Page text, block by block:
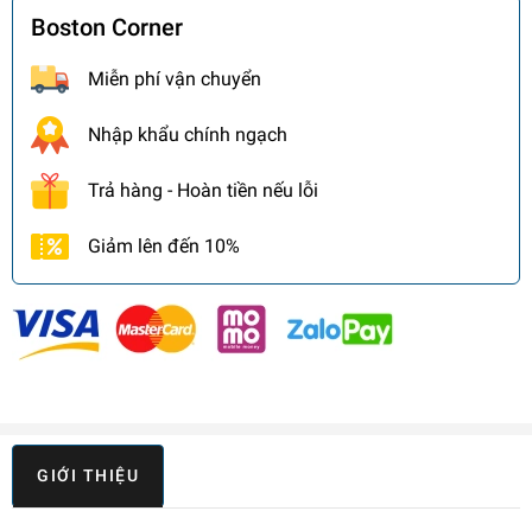
Boston Corner
Miễn phí vận chuyển
Nhập khẩu chính ngạch
Trả hàng - Hoàn tiền nếu lỗi
Giảm lên đến 10%
GIỚI THIỆU